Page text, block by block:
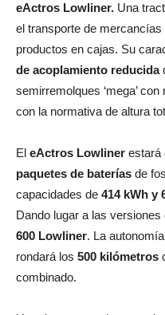
eActros Lowliner. Una
el transporte de
productos en cajas. Su
de acoplamiento reducida
semirremolques ‘mega’
con la normativa de altura
El eActros Lowliner estará
paquetes de baterías de
capacidades de 414 kWh y
Dando lugar a las versiones
600 Lowliner. La
rondará los 500 kilómetros
combinado.